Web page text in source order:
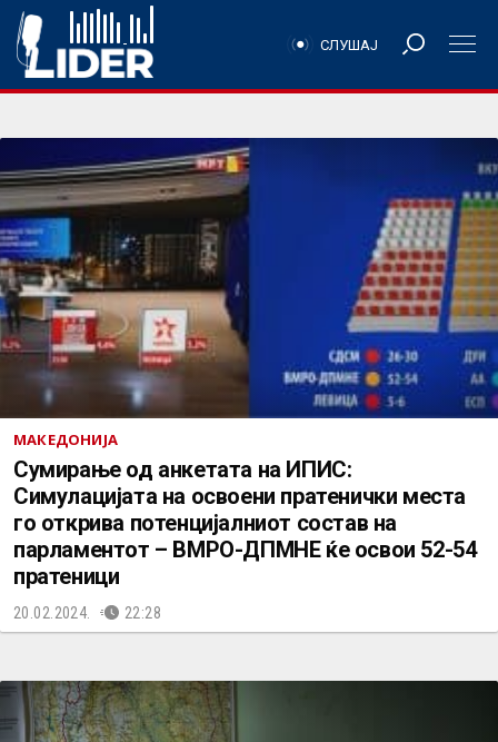
СЛУШАЈ
МАКЕДОНИЈА
Сумирање од анкетата на ИПИС:
Симулацијата на освоени пратенички места
го открива потенцијалниот состав на
парламентот – ВМРО-ДПМНЕ ќе освои 52-54
пратеници
20.02.2024. 22:28